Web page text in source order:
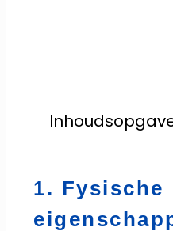
1. Fysische